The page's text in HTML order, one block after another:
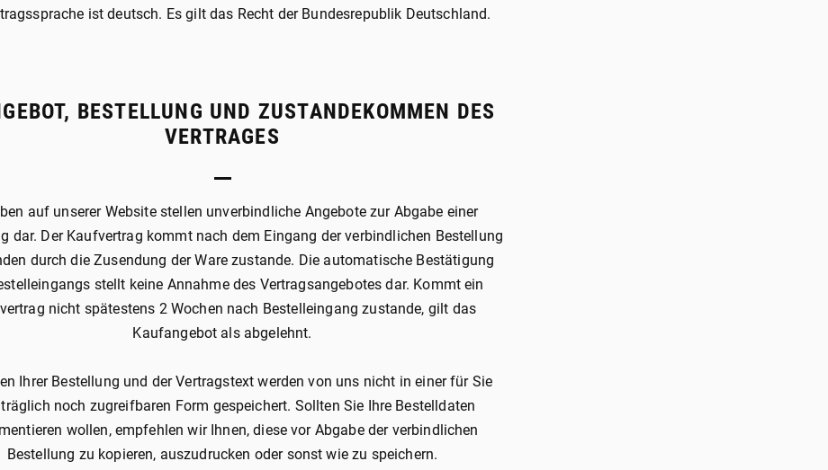
ist deutsch. Es gilt das Recht der Bundesrepublik Deutschland.
BESTELLUNG UND ZUSTANDEKOMMEN DES
VERTRAGES
auf unserer Website stellen unverbindliche Angebote zur Abgabe einer
dar. Der Kaufvertrag kommt nach dem Eingang der verbindlichen Bestellung
durch die Zusendung der Ware zustande. Die automatische Bestätigung
stellt keine Annahme des Vertragsangebotes dar. Kommt ein
nicht spätestens 2 Wochen nach Bestelleingang zustande, gilt das
Kaufangebot als abgelehnt.
Ihrer Bestellung und der Vertragstext werden von uns nicht in einer für Sie
noch zugreifbaren Form gespeichert. Sollten Sie Ihre Bestelldaten
wollen, empfehlen wir Ihnen, diese vor Abgabe der verbindlichen
Bestellung zu kopieren, auszudrucken oder sonst wie zu speichern.